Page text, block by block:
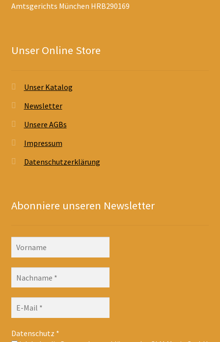
Amtsgerichts München HRB290169
Unser Online Store
Unser Katalog
Newsletter
Unsere AGBs
Impressum
Datenschutzerklärung
Abonniere unseren Newsletter
Datenschutz *